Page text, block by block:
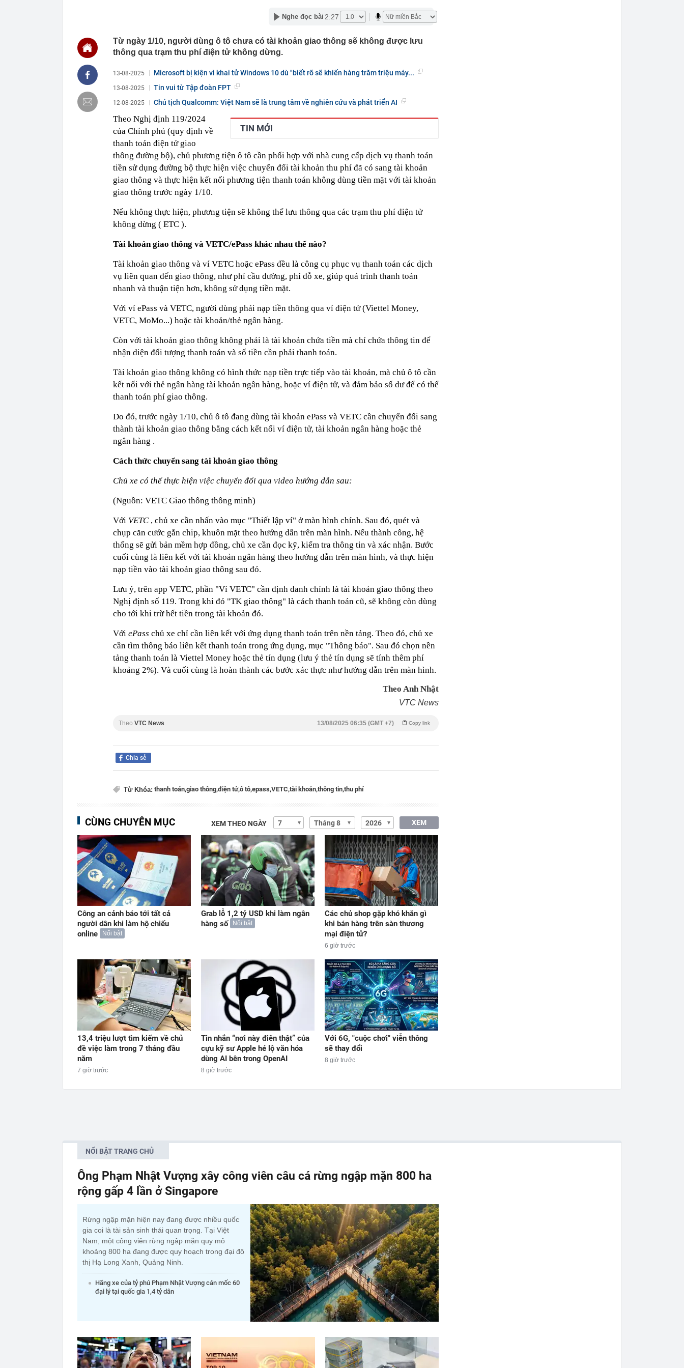
Trấn Thành công bố phim Tết 2027, nghe tên ai cũng quả quyết “chắc
22:56
Vì sao ngày càng nhiều gia đình không còn phơi quần áo ở ban công?
Vài mét vuông ngoài trời đang được dùng theo 1 cách rất khác
5 LOẠI rau quen thuộc có khả năng tích tụ kim loại nặng, người Việt
nên cẩn thận nguồn gốc trước khi sử dụng
22:28
CHÍNH THỨC: Lịch đi học trở lại của học sinh 34 tỉnh, thành phố sau kỳ
nghỉ hè
Không cần tặng quà, 5 câu nói này đủ sức khiến mối quan hệ phụ
huynh - giáo viên gắn bó khăng khít, con trẻ được hưởng lợi!
22:03
Ukraine tập kích Crimea, phá hủy hệ thống phòng không 15 triệu USD
của Nga
22:02
Nam NSND, Giám đốc Nhà hát Chèo Quân đội mua ô tô tặng sinh nhật
vợ thiếu tá kém 12 tuổi
21:51
Một ô tô biển 29A "dính" gần 100 lần phạt nguội do chạy quá tốc độ quy
định: Riêng tháng 7/2026 vi phạm 21 lần
Nghe đọc bài 2:27
Từ ngày 1/10, người dùng ô tô chưa có tài khoản giao thông sẽ không được lưu
thông qua trạm thu phí điện tử không dừng.
13-08-2025 Microsoft bị kiện vì khai tử Windows 10 dù "biết rõ sẽ khiến hàng trăm triệu máy...
13-08-2025 Tin vui từ Tập đoàn FPT
12-08-2025 Chủ tịch Qualcomm: Việt Nam sẽ là trung tâm về nghiên cứu và phát triển AI
TIN MỚI
Theo Nghị định 119/2024
của Chính phủ (quy định về
thanh toán điện tử giao
thông đường bộ), chủ phương tiện ô tô cần phối hợp với nhà cung cấp dịch vụ thanh toán
tiền sử dụng đường bộ thực hiện việc chuyển đổi tài khoản thu phí đã có sang tài khoản
giao thông và thực hiện kết nối phương tiện thanh toán không dùng tiền mặt với tài khoản
giao thông trước ngày 1/10.
Nếu không thực hiện, phương tiện sẽ không thể lưu thông qua các trạm thu phí điện tử
không dừng ( ETC ).
Tài khoản giao thông và VETC/ePass khác nhau thế nào?
Tài khoản giao thông và ví VETC hoặc ePass đều là công cụ phục vụ thanh toán các dịch
vụ liên quan đến giao thông, như phí cầu đường, phí đỗ xe, giúp quá trình thanh toán
nhanh và thuận tiện hơn, không sử dụng tiền mặt.
Với ví ePass và VETC, người dùng phải nạp tiền thông qua ví điện tử (Viettel Money,
VETC, MoMo...) hoặc tài khoản/thẻ ngân hàng.
Còn với tài khoản giao thông không phải là tài khoản chứa tiền mà chỉ chứa thông tin để
nhận diện đối tượng thanh toán và số tiền cần phải thanh toán.
Tài khoản giao thông không có hình thức nạp tiền trực tiếp vào tài khoản, mà chủ ô tô cần
kết nối với thẻ ngân hàng tài khoản ngân hàng, hoặc ví điện tử, và đảm bảo số dư để có thể
thanh toán phí giao thông.
Do đó, trước ngày 1/10, chủ ô tô đang dùng tài khoản ePass và VETC cần chuyển đổi sang
thành tài khoản giao thông bằng cách kết nối ví điện tử, tài khoản ngân hàng hoặc thẻ
ngân hàng .
Cách thức chuyển sang tài khoản giao thông
Chủ xe có thể thực hiện việc chuyển đổi qua video hướng dẫn sau:
(Nguồn: VETC Giao thông thông minh)
Với VETC , chủ xe cần nhấn vào mục "Thiết lập ví" ở màn hình chính. Sau đó, quét và
chụp căn cước gắn chip, khuôn mặt theo hướng dẫn trên màn hình. Nếu thành công, hệ
thống sẽ gửi bản mềm hợp đồng, chủ xe cần đọc kỹ, kiểm tra thông tin và xác nhận. Bước
cuối cùng là liên kết với tài khoản ngân hàng theo hướng dẫn trên màn hình, và thực hiện
nạp tiền vào tài khoản giao thông sau đó.
Lưu ý, trên app VETC, phần "Ví VETC" cần định danh chính là tài khoản giao thông theo
Nghị định số 119. Trong khi đó "TK giao thông" là cách thanh toán cũ, sẽ không còn dùng
cho tới khi trừ hết tiền trong tài khoản đó.
Với ePass chủ xe chỉ cần liên kết với ứng dụng thanh toán trên nền tảng. Theo đó, chủ xe
cần tìm thông báo liên kết thanh toán trong ứng dụng, mục "Thông báo". Sau đó chọn nền
tảng thanh toán là Viettel Money hoặc thẻ tín dụng (lưu ý thẻ tín dụng sẽ tính thêm phí
khoảng 2%). Và cuối cùng là hoàn thành các bước xác thực như hướng dẫn trên màn hình.
Theo Anh Nhật
VTC News
Theo VTC News Copy link
13/08/2025 06:35 (GMT +7)
Chia sẻ
Từ Khóa: thanh toán,giao thông,điện tử,ô tô,epass,VETC,tài khoản,thông tin,thu phí
CÙNG CHUYÊN MỤC XEM THEO NGÀY XEM
Công an cảnh báo tới tất cả
người dân khi làm hộ chiếu
online
Nổi bật
Grab lỗ 1,2 tỷ USD khi làm ngân
hàng số
Nổi bật
Các chủ shop gặp khó khăn gì
khi bán hàng trên sàn thương
mại điện tử?
6 giờ trước
13,4 triệu lượt tìm kiếm về chủ
đề việc làm trong 7 tháng đầu
năm
7 giờ trước
Tin nhắn “nơi này điên thật” của
cựu kỹ sư Apple hé lộ văn hóa
dùng AI bên trong OpenAI
8 giờ trước
Với 6G, "cuộc chơi" viễn thông
sẽ thay đổi
8 giờ trước
NỔI BẬT TRANG CHỦ
Ông Phạm Nhật Vượng xây công viên câu cá rừng ngập mặn 800 ha
rộng gấp 4 lần ở Singapore
Rừng ngập mặn hiện nay đang được nhiều quốc
gia coi là tài sản sinh thái quan trọng. Tại Việt
Nam, một công viên rừng ngập mặn quy mô
khoảng 800 ha đang được quy hoạch trong đại đô
thị Hạ Long Xanh, Quảng Ninh.
Hãng xe của tỷ phú Phạm Nhật Vượng cán mốc 60
đại lý tại quốc gia 1,4 tỷ dân